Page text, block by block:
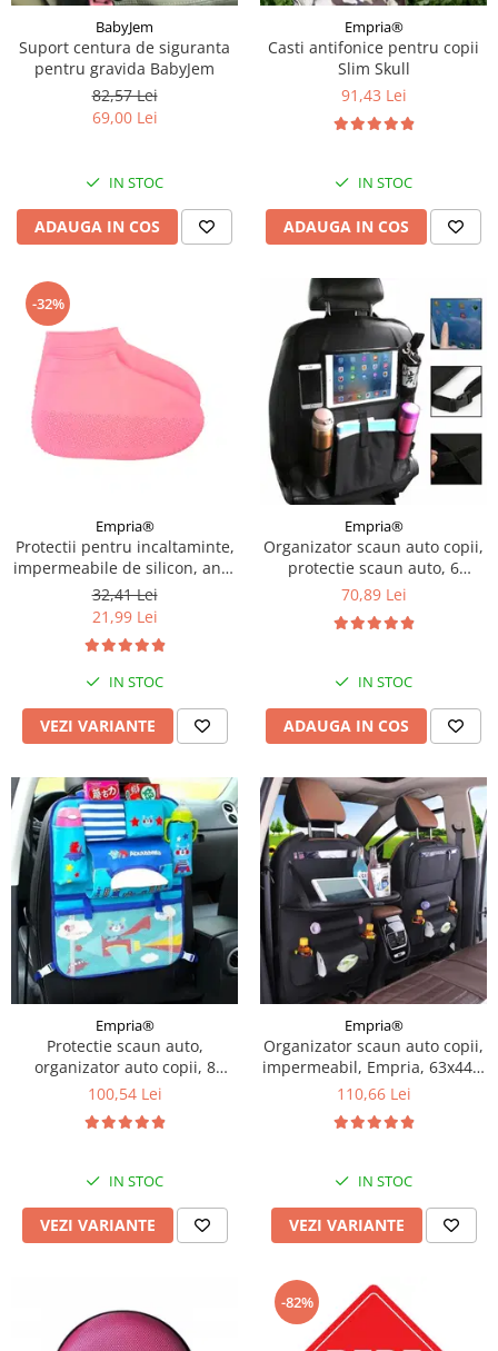
BabyJem
Suport centura de siguranta
pentru gravida BabyJem
82,57 Lei
69,00 Lei
IN STOC
ADAUGA IN COS
Empria®
Casti antifonice pentru copii
Slim Skull
91,43 Lei
IN STOC
ADAUGA IN COS
-32%
Empria®
Protectii pentru incaltaminte,
impermeabile de silicon, anti-
alunecare, Empria, marime S
30 - 34, Diverse culori
32,41 Lei
21,99 Lei
IN STOC
VEZI VARIANTE
Empria®
Organizator scaun auto copii,
protectie scaun auto, 6
buzunare, 60x42 cm, Empria,
70,89 Lei
IN STOC
ADAUGA IN COS
Empria®
Protectie scaun auto,
organizator auto copii, 8
buzunare, Empria, 54x43 cm,
100,54 Lei
IN STOC
VEZI VARIANTE
Empria®
Organizator scaun auto copii,
impermeabil, Empria, 63x44.5
cm, Diverse culori
110,66 Lei
IN STOC
VEZI VARIANTE
-82%